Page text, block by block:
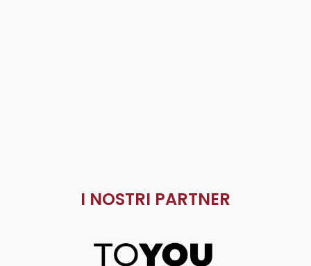
I NOSTRI PARTNER